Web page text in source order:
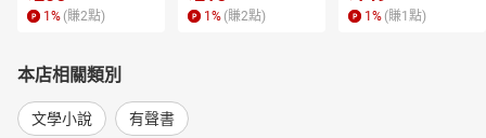
1 % (賺2點) 1 % (賺2點) 1 % (賺1 點)
本店相關類別
文學小說 有聲書